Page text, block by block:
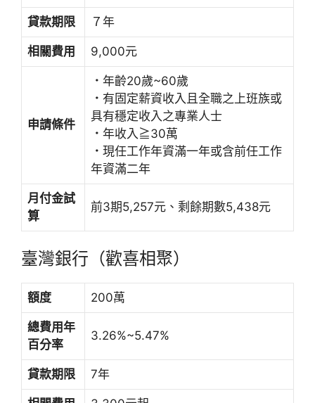
貸款期限 ７年
相關費用 9,000元
申請條件
． 年齡20歲~60歲
． 有固定薪資收入且全職之上班族或
具有穩定收入之專業人士
． 年收入≧30萬
． 現任工作年資滿一年或含前任工作
年資滿二年
月付金試
算
前3期5,257元、剩餘期數5,438元
臺灣銀行（歡喜相聚）
額度 200萬
總費用年
百分率
3.26%~5.47%
貸款期限 7年